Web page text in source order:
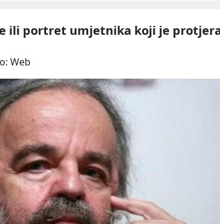
ili portret umjetnika koji je
Web